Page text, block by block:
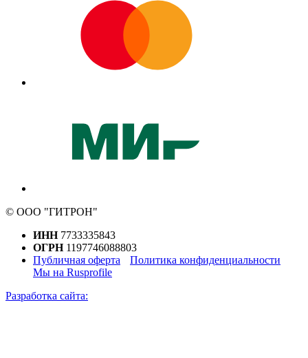
© ООО "ГИТРОН"
ИНН7733335843
ОГРН1197746088803
Публичная оферта
Политика конфиденциальности
Мы на Rusprofile
Разработка сайта: